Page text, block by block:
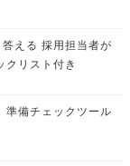
える 採用担当者が
クリスト付き
準備チェックツール